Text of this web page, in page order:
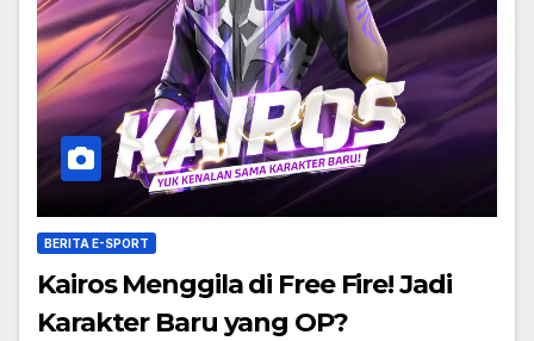
BERITA E-SPORT
Kairos Menggila di Free Fire! Jadi
Karakter Baru yang OP?